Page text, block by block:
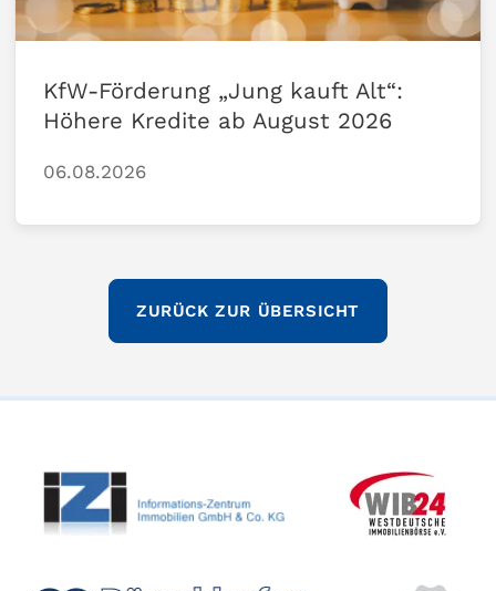
KfW-Förderung „Jung kauft Alt“:
Höhere Kredite ab August 2026
06.08.2026
ZURÜCK ZUR ÜBERSICHT